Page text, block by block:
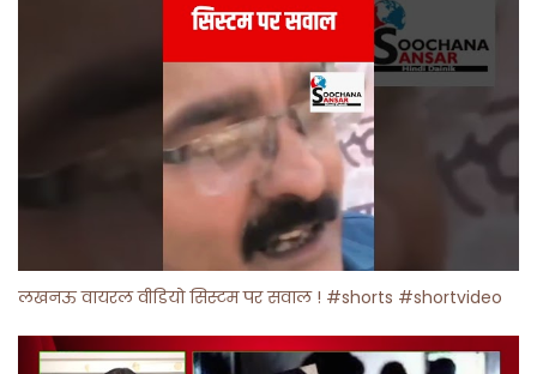
लखनऊ वायरल वीडियो सिस्टम पर सवाल ! #shorts #shortvideo